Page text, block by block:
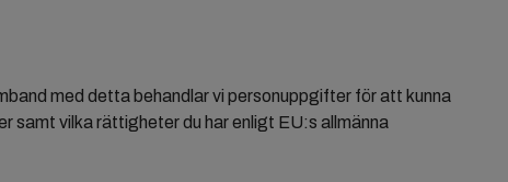
med detta behandlar vi personuppgifter för att kunna
samt vilka rättigheter du har enligt EU:s allmänna